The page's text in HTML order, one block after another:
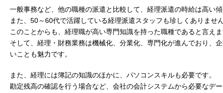
一般事務など、他の職種の派遣と比較して、経理派遣の時給は高い傾
また、50～60代で活躍している経理派遣スタッフも珍しくありません
このことからも、経理職が高い専門知識を持った職種であると言えま
そして、経理・財務業務は機械化、分業化、専門化が進んでおり、
いことも魅力です。
また、経理には簿記の知識のほかに、パソコンスキルも必要です。
勘定残高の確認を行う場合など、会社の会計システムから必要なデ